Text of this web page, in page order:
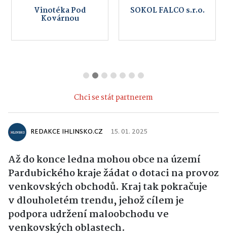
Vinotéka Pod
Kovárnou
SOKOL FALCO s.r.o.
Chci se stát partnerem
REDAKCE IHLINSKO.CZ 15. 01. 2025
Až do konce ledna mohou obce na území
Pardubického kraje žádat o dotaci na provoz
venkovských obchodů. Kraj tak pokračuje
v dlouholetém trendu, jehož cílem je
podpora udržení maloobchodu ve
venkovských oblastech.